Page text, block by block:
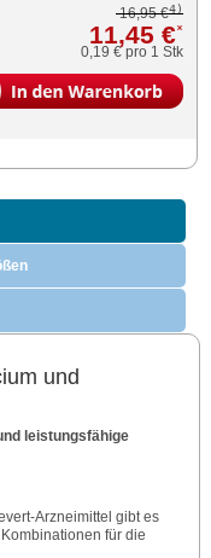
16,95 €4)
11,45 €*
0,19 €pro 1 Stk
und
leistungsfähige
Arzneimittel gibt es
für die